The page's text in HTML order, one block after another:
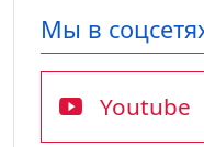
Мы в
Youtube